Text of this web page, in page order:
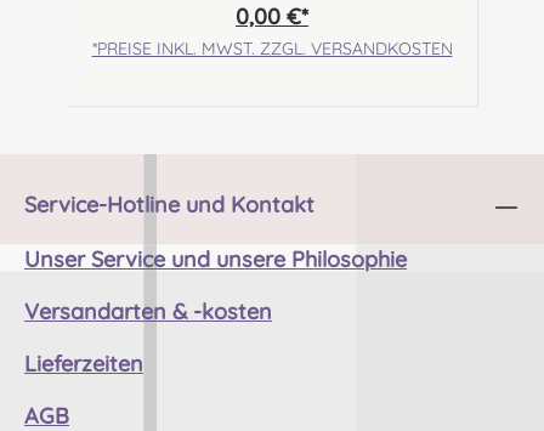
einen Gutschein für unseren Onlineshop
verschenken möchten, dann geben Sie
Ihnen automatisch der Gutschein-
können Sie dann in eines unserer
beliebigem Format
Selbstverständlich können Sie auch
0,00 €*
*PREISE INKL. MWST. ZZGL. VERSANDKOSTEN
Service-Hotline und Kontakt
Unser Service und unsere Philosophie
Versandarten & -kosten
Lieferzeiten
AGB